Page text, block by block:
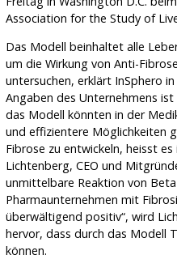
Association for the Study of
Das Modell beinhaltet alle
um die Wirkung von Anti-
untersuchen, erklärt InSphero
Angaben des Unternehmens
das Modell könnten in der
und effizientere Möglichkeiten
Fibrose zu entwickeln, heisst
Lichtenberg, CEO und
unmittelbare Reaktion von
Pharmaunternehmen mit
überwältigend positiv“, wird
hervor, dass durch das Modell
können.